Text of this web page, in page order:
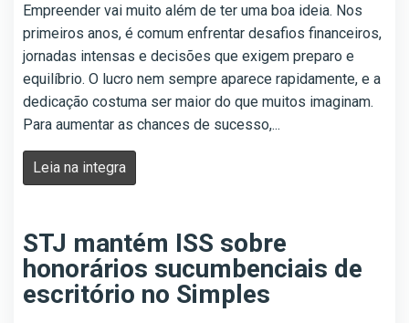
Empreender vai muito além de ter uma boa ideia. Nos
primeiros anos, é comum enfrentar desafios financeiros,
jornadas intensas e decisões que exigem preparo e
equilíbrio. O lucro nem sempre aparece rapidamente, e a
dedicação costuma ser maior do que muitos imaginam.
Para aumentar as chances de sucesso,...
Leia na integra
STJ mantém ISS sobre
honorários sucumbenciais de
escritório no Simples